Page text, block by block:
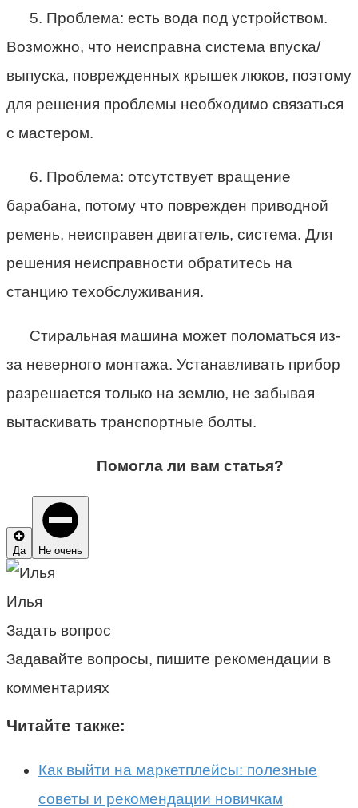
5. Проблема: есть вода под устройством.
Возможно, что неисправна система впуска/
выпуска, поврежденных крышек люков, поэтому
для решения проблемы необходимо связаться
с мастером.
6. Проблема: отсутствует вращение
барабана, потому что поврежден приводной
ремень, неисправен двигатель, система. Для
решения неисправности обратитесь на
станцию техобслуживания.
Стиральная машина может поломаться из-
за неверного монтажа. Устанавливать прибор
разрешается только на землю, не забывая
вытаскивать транспортные болты.
Помогла ли вам статья?
Да Не очень
Илья
Задать вопрос
Задавайте вопросы, пишите рекомендации в
комментариях
Читайте также:
Как выйти на маркетплейсы: полезные
советы и рекомендации новичкам